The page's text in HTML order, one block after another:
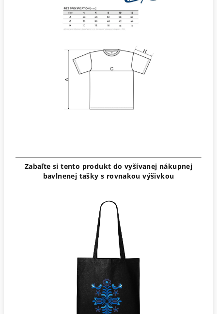
Zabaľte si tento produkt do vyšívanej nákupnej
bavlnenej tašky s rovnakou výšivkou